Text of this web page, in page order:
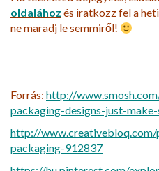
oldalához és iratkozz fel a
ne maradj le semmiről!
Forrás: http://
packaging-designs-just-make-
http://
packaging-912837